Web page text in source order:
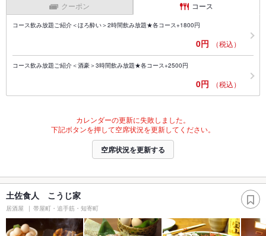
クーポン コース
コース飲み放題ご紹介＜ほろ酔い＞2時間飲み放題★各コース+1800円
0円 （税込）
コース飲み放題ご紹介＜酒豪＞3時間飲み放題★各コース+2500円
0円 （税込）
カレンダーの更新に失敗しました。
下記ボタンを押して空席状況を更新してください。
空席状況を更新する
土佐食人 こうじ家
居酒屋 帯屋町・追手筋・知寄町